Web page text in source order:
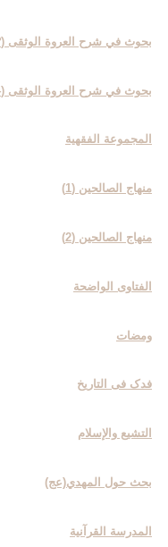
بحوث في شرح العروة الوثقی (۳)
بحوث في شرح العروة الوثقی (4)
المجموعة الفقهیة
منهاج الصالحین (1)
منهاج الصالحین (2)
الفتاوی الواضحة
ومضات
فدک فی التاریخ
التشیع والإسلام
بحث حول المهدي(عج)
المدرسة القرآنیة